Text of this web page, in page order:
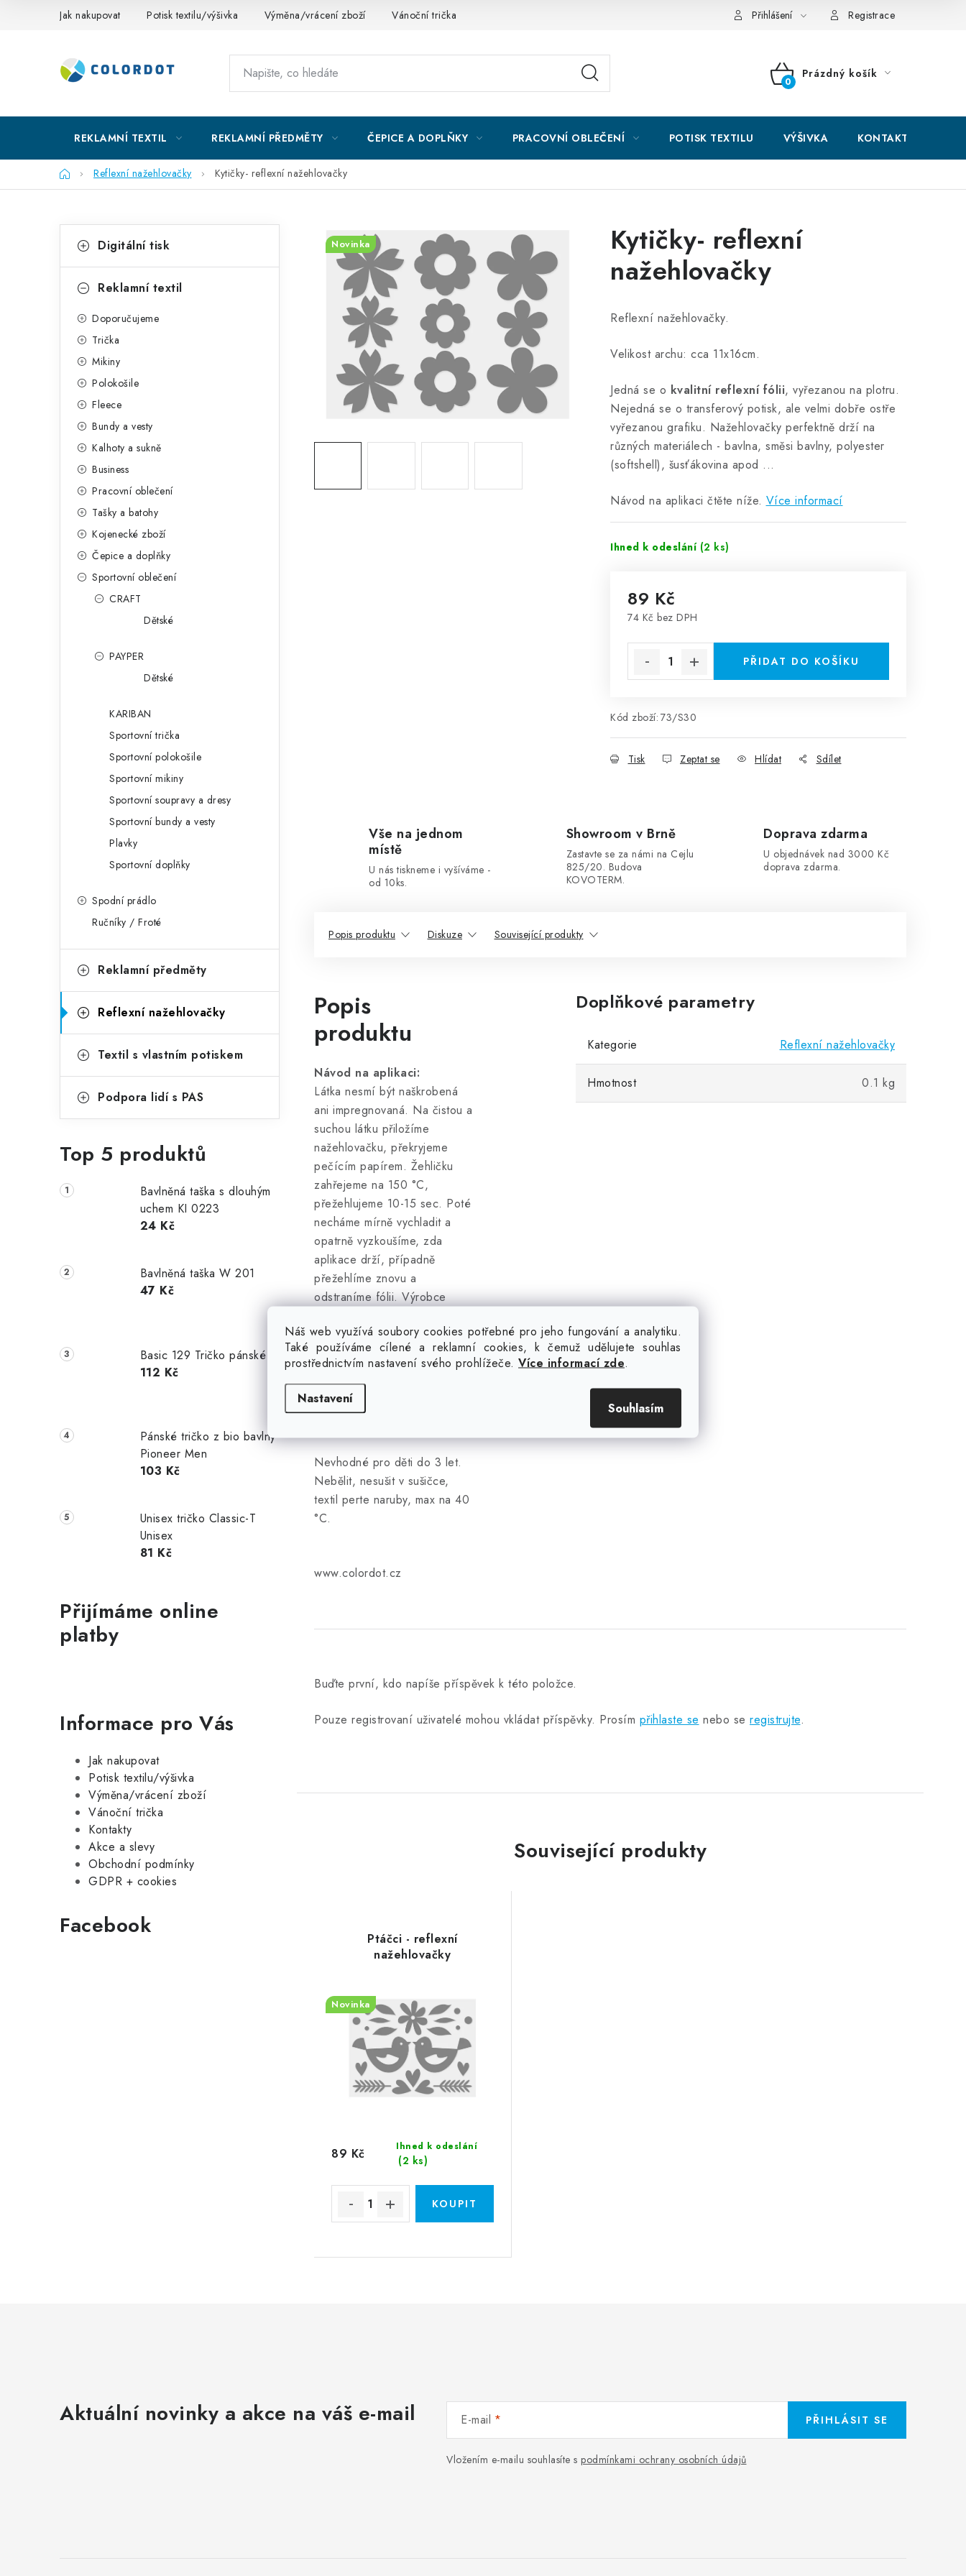
Náš web využívá soubory cookies potřebné pro jeho fungování a analytiku.
Také používáme cílené a reklamní cookies, k čemuž udělujete souhlas
prostřednictvím nastavení svého prohlížeče. Více informací zde.
Nastavení
Souhlasím
Jak nakupovat Potisk textilu/výšivka Výměna/vrácení zboží Vánoční trička GDPR + cookies
Přihlášení Registrace
NÁKUPNÍ
Prázdný košík
REKLAMNÍ TEXTIL REKLAMNÍ PŘEDMĚTY ČEPICE A DOPLŇKY PRACOVNÍ OBLEČENÍ POTISK TEXTILU VÝŠIVKA KONTAKTY
DomůReflexní nažehlovačky Kytičky- reflexní nažehlovačky
okategorie
a
Digitální tisk
Reklamní textil
Doporučujeme
Trička
Mikiny
Polokošile
Fleece
Bundy a vesty
Kalhoty a sukně
Business
Pracovní oblečení
Tašky a batohy
Kojenecké zboží
Čepice a doplňky
Sportovní oblečení
CRAFT
Dětské
PAYPER
Dětské
KARIBAN
Sportovní trička
Sportovní polokošile
Sportovní mikiny
Sportovní soupravy a dresy
Sportovní bundy a vesty
Plavky
Sportovní doplňky
Spodní prádlo
Ručníky / Froté
Reklamní předměty
Reflexní nažehlovačky
Textil s vlastním potiskem
Podpora lidí s PAS
Top 5 produktů
Bavlněná taška s dlouhým
uchem KI 0223
24 Kč
Bavlněná taška W 201
47 Kč
Basic 129 Tričko pánské
112 Kč
Pánské tričko z bio bavlny
Pioneer Men
103 Kč
Unisex tričko Classic-T
Unisex
81 Kč
Přijímáme online
platby
Informace pro Vás
Jak nakupovat
Potisk textilu/výšivka
Výměna/vrácení zboží
Vánoční trička
Kontakty
Akce a slevy
Obchodní podmínky
GDPR + cookies
Facebook
Kytičky- reflexní
nažehlovačky
Reflexní nažehlovačky.
Velikost archu: cca 11x16cm.
Jedná se o kvalitní reflexní fólii, vyřezanou na plotru.
Nejedná se o transferový potisk, ale velmi dobře ostře
vyřezanou grafiku. Nažehlovačky perfektně drží na
různých materiálech - bavlna, směsi bavlny, polyester
(softshell), šusťákovina apod ...
Návod na aplikaci čtěte níže. Více informací
Ihned k odeslání (2 ks)
89 Kč
74 Kč bez DPH
PŘIDAT DO KOŠÍKU
Kód zboží: 73/S30
Tisk Zeptat se Hlídat Sdílet
Novinka
Vše na jednom
místě
U nás tiskneme i vyšíváme -
od 10ks.
Showroom v Brně
Zastavte se za námi na Cejlu
825/20. Budova
KOVOTERM.
Doprava zdarma
U objednávek nad 3000 Kč
doprava zdarma.
Popis produktu Diskuze Související produkty
Popis
produktu
Návod na aplikaci:
Látka nesmí být naškrobená
ani impregnovaná. Na čistou a
suchou látku přiložíme
nažehlovačku, překryjeme
pečícím papírem. Žehličku
zahřejeme na 150 °C,
přežehlujeme 10-15 sec. Poté
necháme mírně vychladit a
opatrně vyzkoušíme, zda
aplikace drží, případně
přežehlíme znovu a
odstraníme fólii. Výrobce
způsobené špatnou aplikací.
Případné dotazy nám můžete
zaslat nainfo@colordot.cz
Nevhodné pro děti do 3 let.
Nebělit, nesušit v sušičce,
textil perte naruby, max na 40
°C.
www.colordot.cz
Doplňkové parametry
Kategorie Reflexní nažehlovačky
Hmotnost 0.1 kg
Buďte první, kdo napíše příspěvek k této položce.
Pouze registrovaní uživatelé mohou vkládat příspěvky. Prosím přihlaste se nebo se registrujte.
Související produkty
Ptáčci - reflexní
nažehlovačky
Novinka
Ihned k odeslání
(2 ks)
89 Kč
Aktuální novinky a akce na váš e-mail E-mail
Vložením e-mailu souhlasíte s podmínkami ochrany osobních údajů
PŘIHLÁSIT SE